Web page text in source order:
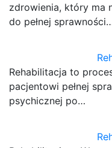
zdrowienia, który ma
do pełnej
Rehabilitacja to
pacjentowi pełnej
psychicznej po…